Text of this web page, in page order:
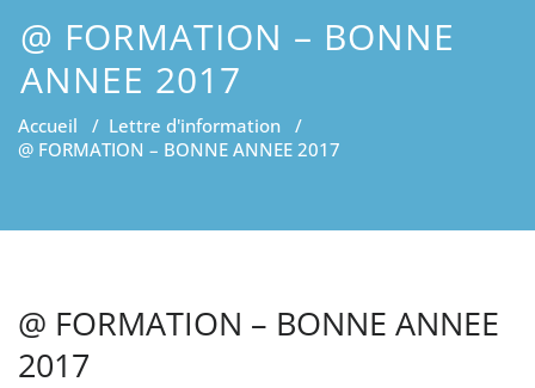
@ FORMATION – BONNE
ANNEE 2017
Accueil / Lettre d'information /
@ FORMATION – BONNE ANNEE 2017
@ FORMATION – BONNE ANNEE
2017